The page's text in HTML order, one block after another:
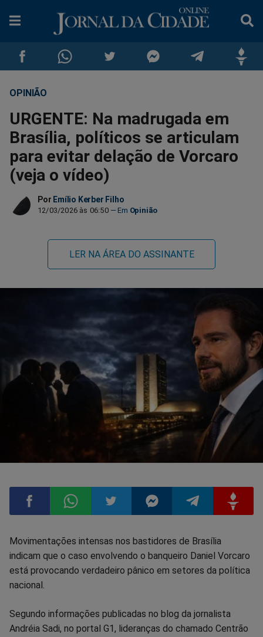
Compartilhar
no
Facebook
Compartilhar
no
Whatsapp
no
Twitter
no
Messenger
no
TelegramGettr
OPINIÃO
URGENTE: Na madrugada em
Brasília, políticos se articulam
para evitar delação de Vorcaro
(veja o vídeo)
Por Emílio Kerber Filho
12/03/2026 às 06:50 Opinião
LER NA ÁREA DO ASSINANTE
Compartilhar
no
Compartilhar
no
Compartilhar
no
Compartilhar
no
Compartilhar
no
no
Movimentações intensas nos bastidores de Brasília
indicam que o caso envolvendo o banqueiro Daniel Vorcaro
está provocando verdadeiro pânico em setores da política
nacional.
Segundo informações publicadas no blog da jornalista
Andréia Sadi, no portal G1, lideranças do chamado Centrão